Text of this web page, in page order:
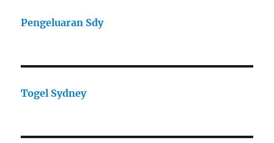
Pengeluaran Sdy
Togel Sydney